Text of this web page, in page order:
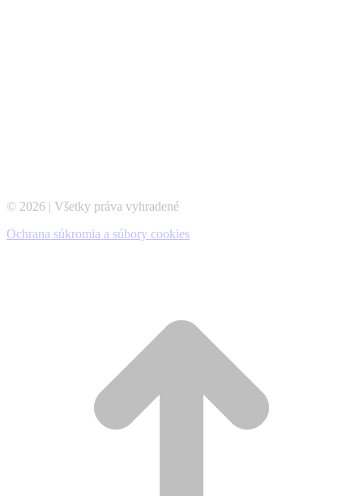
© 2026 | Všetky práva vyhradené
Ochrana súkromia a súbory cookies